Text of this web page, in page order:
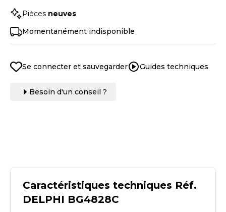
Caractéristiques techniques Réf.
DELPHI BG4828C
Pièces neuves
Momentanément indisponible
Se connecter et sauvegarder Guides techniques
Besoin d'un conseil ?